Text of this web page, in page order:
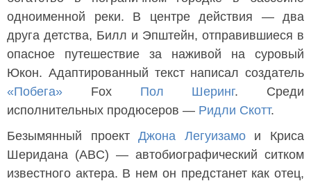
одноименной реки. В центре действия — два
друга детства, Билл и Эпштейн, отправившиеся в
опасное путешествие за наживой на суровый
Юкон. Адаптированный текст написал создатель
«Побега» Fox Пол Шеринг. Среди
исполнительных продюсеров — Ридли Скотт.
Безымянный проектДжона Легуизамои Криса
Шеридана (ABC) — автобиографический ситком
известного актера. В нем он предстанет как отец,